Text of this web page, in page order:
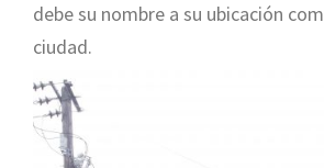
debe su nombre a su ubicación
ciudad.